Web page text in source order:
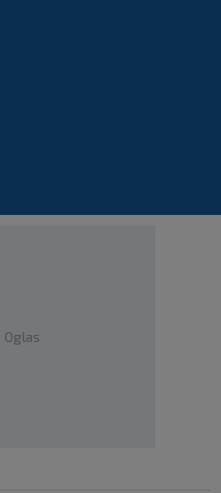
Oglas